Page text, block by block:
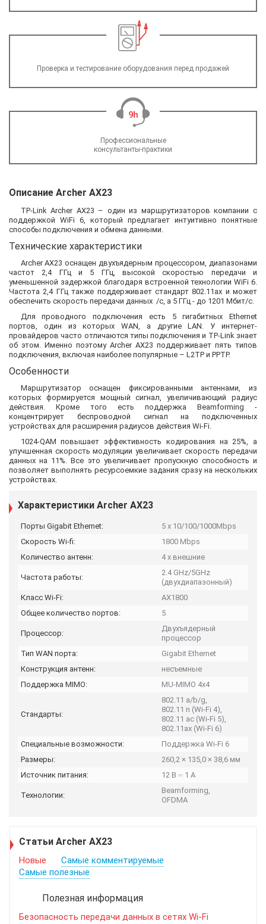
Проверка и тестирование оборудования перед продажей
Профессиональные
консультанты-практики
Описание Archer AX23
TP-Link Archer AX23 – один из маршрутизаторов компании с
поддержкой WiFi 6, который предлагает интуитивно понятные
способы подключения и обмена данными.
Технические характеристики
Archer AX23 оснащен двухъядерным процессором, диапазонами
частот 2,4 ГГц и 5 ГГц, высокой скоростью передачи и
уменьшенной задержкой благодаря встроенной технологии WiFi 6.
Частота 2,4 ГГц также поддерживает стандарт 802.11ax и может
обеспечить скорость передачи данных /с, а 5 ГГц - до 1201 Мбит/с.
Для проводного подключения есть 5 гигабитных Ethernet
портов, один из которых WAN, а другие LAN. У интернет-
провайдеров часто отличаются типы подключения и TP-Link знает
об этом. Именно поэтому Archer AX23 поддерживает пять типов
подключения, включая наиболее популярные – L2TP и PPTP.
Особенности
Маршрутизатор оснащен фиксированными антеннами, из
которых формируется мощный сигнал, увеличивающий радиус
действия. Кроме того есть поддержка Beamforming -
концентрирует беспроводной сигнал на подключенных
устройствах для расширения радиусов действия Wi-Fi.
1024-QAM повышает эффективность кодирования на 25%, а
улучшенная скорость модуляции увеличивает скорость передачи
данных на 11%. Все это увеличивает пропускную способность и
позволяет выполнять ресурсоемкие задания сразу на нескольких
устройствах.
Характеристики Archer AX23
Порты Gigabit Ethernet:
5 x 10/100/1000Mbps
Скорость Wi-fi:
1800 Mbps
Количество антенн:
4 х внешние
Частота работы:
2.4 GHz/5GHz
(двухдиапазонный)
Класс Wi-Fi:
AX1800
Общее количество портов:
5
Процессор:
Двухъядерный
процессор
Тип WAN порта:
Gigabit Ethernet
Конструкция антенн:
несъемные
Поддержка MIMO:
MU-MIMO 4x4
Стандарты:
802.11 a/b/g,
802.11 n (Wi-Fi 4),
802.11 ac (Wi-Fi 5),
802.11ax (Wi-Fi 6)
Специальные возможности:
Поддержка Wi-Fi 6
Размеры:
260,2 × 135,0 × 38,6 мм
Источник питания:
12 В ⎓ 1 А
Технологии:
Beamforming,
OFDMA
Статьи Archer AX23
Новые
Самые комментируемые
Самые полезные
Полезная информация
Безопасность передачи данных в сетях Wi-Fi